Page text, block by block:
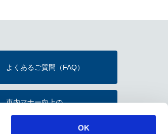
OK
よくあるご質問（FAQ）
車内マナー向上の